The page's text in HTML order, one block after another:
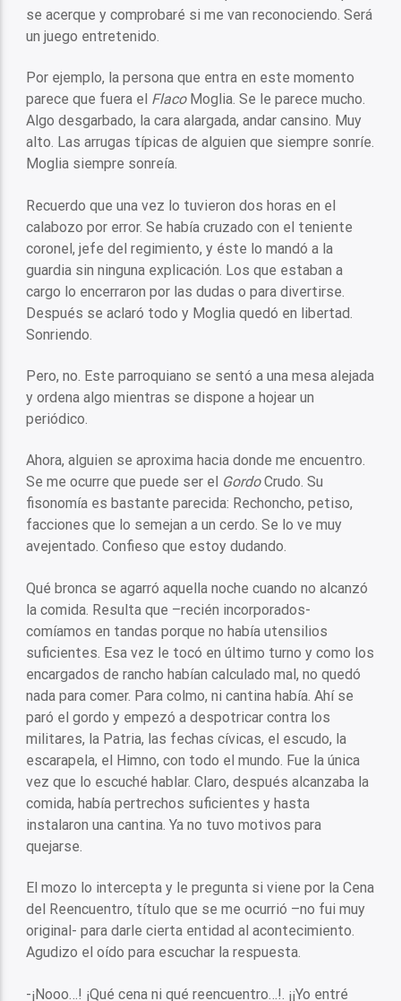
se acerque y comprobaré si me van reconociendo. Será
un juego entretenido.
Por ejemplo, la persona que entra en este momento
parece que fuera el FlacoMoglia. Se le parece mucho.
Algo desgarbado, la cara alargada, andar cansino. Muy
alto. Las arrugas típicas de alguien que siempre sonríe.
Moglia siempre sonreía.
Recuerdo que una vez lo tuvieron dos horas en el
calabozo por error. Se había cruzado con el teniente
coronel, jefe del regimiento, y éste lo mandó a la
guardia sin ninguna explicación. Los que estaban a
cargo lo encerraron por las dudas o para divertirse.
Después se aclaró todo y Moglia quedó en libertad.
Sonriendo.
Pero, no. Este parroquiano se sentó a una mesa alejada
y ordena algo mientras se dispone a hojear un
periódico.
Ahora, alguien se aproxima hacia donde me encuentro.
Se me ocurre que puede ser el GordoCrudo. Su
fisonomía es bastante parecida: Rechoncho, petiso,
facciones que lo semejan a un cerdo. Se lo ve muy
avejentado. Confieso que estoy dudando.
Qué bronca se agarró aquella noche cuando no alcanzó
la comida. Resulta que –recién incorporados-
comíamos en tandas porque no había utensilios
suficientes. Esa vez le tocó en último turno y como los
encargados de rancho habían calculado mal, no quedó
nada para comer. Para colmo, ni cantina había. Ahí se
paró el gordo y empezó a despotricar contra los
militares, la Patria, las fechas cívicas, el escudo, la
escarapela, el Himno, con todo el mundo. Fue la única
vez que lo escuché hablar. Claro, después alcanzaba la
comida, había pertrechos suficientes y hasta
instalaron una cantina. Ya no tuvo motivos para
quejarse.
El mozo lo intercepta y le pregunta si viene por la Cena
del Reencuentro, título que se me ocurrió –no fui muy
original- para darle cierta entidad al acontecimiento.
Agudizo el oído para escuchar la respuesta.
-¡Nooo…! ¡Qué cena ni qué reencuentro…!. ¡¡Yo entré